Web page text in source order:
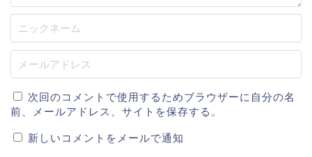
次回のコメントで使用するためブラウザーに自分の名
前、メールアドレス、サイトを保存する。
新しいコメントをメールで通知